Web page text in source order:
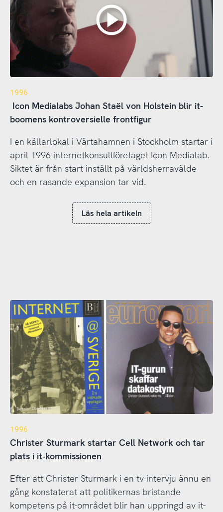
1996
Icon Medialabs Johan Staël von Holstein blir it-
boomens kontroversielle frontfigur
I en källarlokal i Värtahamnen i Stockholm startar i
april 1996 internetkonsultföretaget Icon Medialab.
Siktet är från start inställt på världsherravälde
och en rasande expansion tar vid.
Läs hela artikeln
1996
Christer Sturmark startar Cell Network och tar
plats i it‑kommissionen
Efter att Christer Sturmark i en tv-intervju ännu en
gång konstaterat att politikernas bristande
kompetens på it-området blir han uppringd av it-